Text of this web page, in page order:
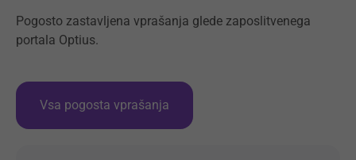
Pogosto zastavljena vprašanja glede zaposlitvenega
portala Optius.
Vsa pogosta vprašanja